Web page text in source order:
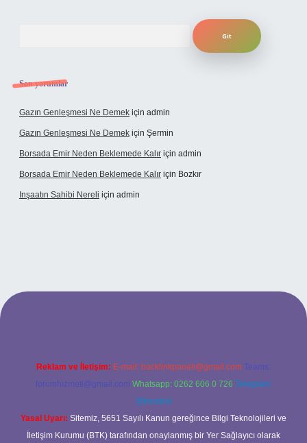
Son yorumlar
Gazın Genleşmesi Ne Demek için admin
Gazın Genleşmesi Ne Demek için Şermin
Borsada Emir Neden Beklemede Kalır için admin
Borsada Emir Neden Beklemede Kalır için Bozkır
Inşaatın Sahibi Nereli için admin
Reklam ve İletişim: E-mail: backlinkpaneli@gmail.com Teams:
forumhizmeti@gmail.com Whatsapp: 0262 606 0 726 Telegram:
@karabul
Yasal Uyarı: Sitemiz, 5651 Sayılı Kanun gereğince Bilgi Teknolojileri ve
İletişim Kurumu (BTK) tarafından onaylanmış bir Yer Sağlayıcı olarak